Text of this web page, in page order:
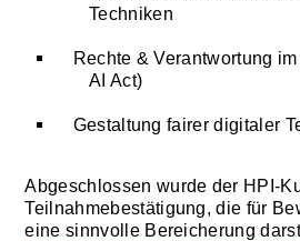
Techniken
Rechte & Verantwortung
AI Act)
Gestaltung fairer digitaler
Abgeschlossen wurde der HPI-
Teilnahmebestätigung, die für
eine sinnvolle Bereicherung